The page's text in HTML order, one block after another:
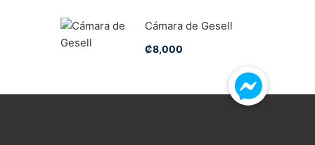
Cámara de Gesell
₡8,000